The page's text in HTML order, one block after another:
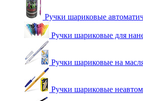
Ручки шариковые
Ручки шариковые для
Ручки шариковые на
Ручки шариковые